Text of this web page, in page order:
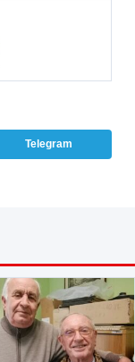
Telegram